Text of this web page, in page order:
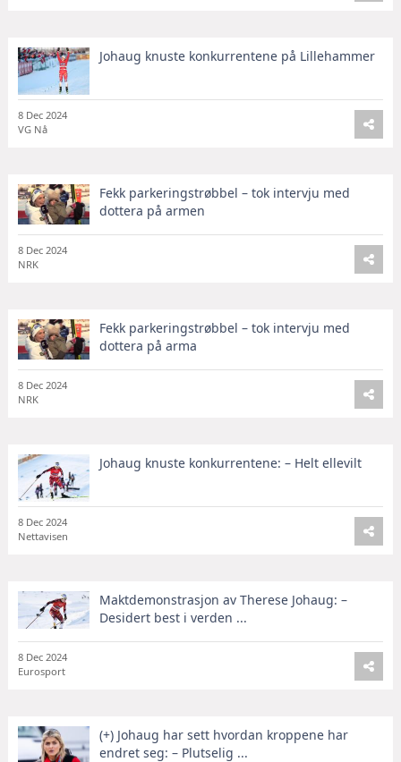
Johaug knuste konkurrentene på Lillehammer
8 Dec 2024
VG Nå
Fekk parkeringstrøbbel – tok intervju med
dottera på armen
8 Dec 2024
NRK
Fekk parkeringstrøbbel – tok intervju med
dottera på arma
8 Dec 2024
NRK
Johaug knuste konkurrentene: – Helt ellevilt
8 Dec 2024
Nettavisen
Maktdemonstrasjon av Therese Johaug: –
Desidert best i verden ...
8 Dec 2024
Eurosport
(+) Johaug har sett hvordan kroppene har
endret seg: – Plutselig ...